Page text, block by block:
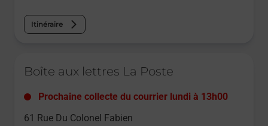
Itinéraire
Boîte aux lettres La Poste
Prochaine collecte du courrier lundi à 13h00
61 Rue Du Colonel Fabien